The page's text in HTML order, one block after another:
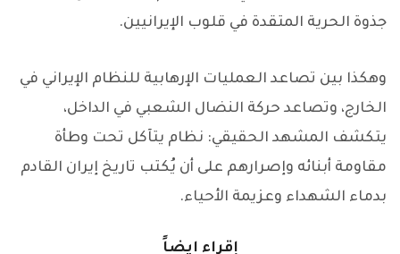
جذوة الحرية المتقدة في قلوب الإيرانيين.
وهكذا بين تصاعد العمليات الإرهابية للنظام الإيراني في
الخارج، وتصاعد حركة النضال الشعبي في الداخل،
يتكشف المشهد الحقيقي: نظام يتآكل تحت وطأة
مقاومة أبنائه وإصرارهم على أن يُكتب تاريخ إيران القادم
بدماء الشهداء وعزيمة الأحياء.
إقراء ايضاً